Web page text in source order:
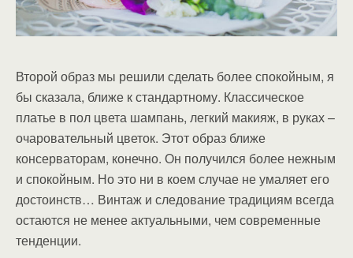
Второй образ мы решили сделать более спокойным, я
бы сказала, ближе к стандартному. Классическое
платье в пол цвета шампань, легкий макияж, в руках –
очаровательный цветок. Этот образ ближе
консерваторам, конечно. Он получился более нежным
и спокойным. Но это ни в коем случае не умаляет его
достоинств… Винтаж и следование традициям всегда
остаются не менее актуальными, чем современные
тенденции.